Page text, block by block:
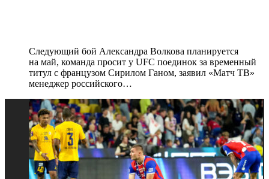
Следующий бой Александра Волкова планируется
на май, команда просит у UFC поединок за временный
титул с французом Сирилом Ганом, заявил «Матч ТВ»
менеджер российского…